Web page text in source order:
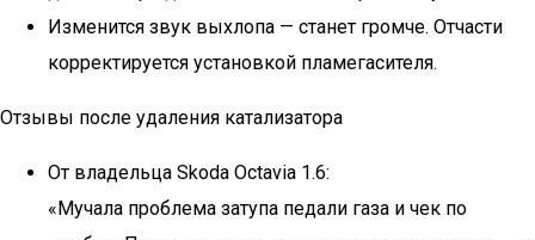
Изменится звук выхлопа — станет громче. Отчасти
корректируется установкой пламегасителя.
Отзывы после удаления катализатора
От владельца Skoda Octavia 1.6:
«Мучала проблема затупа педали газа и чек по